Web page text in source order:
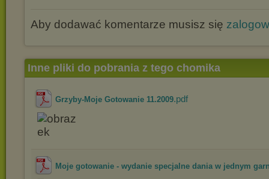
Aby dodawać komentarze musisz się
Inne pliki do pobrania z tego chomika
Grzyby-Moje Gotowanie 11.2009.pdf
Moje gotowanie - wydanie specjalne dania w jednym